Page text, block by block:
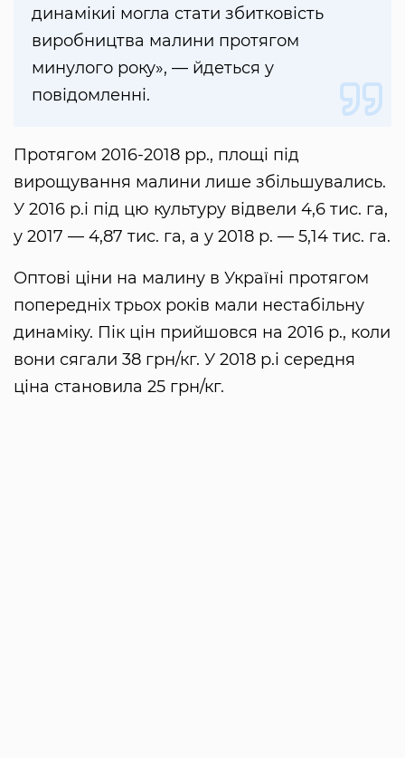
динамікиі могла стати збитковість
виробництва малини протягом
минулого року», — йдеться у
повідомленні.
Протягом 2016-2018 рр., площі під
вирощування малини лише збільшувались.
У 2016 р.і під цю культуру відвели 4,6 тис. га,
у 2017 — 4,87 тис. га, а у 2018 р. — 5,14 тис. га.
Оптові ціни на малину в Україні протягом
попередніх трьох років мали нестабільну
динаміку. Пік цін прийшовся на 2016 р., коли
вони сягали 38 грн/кг. У 2018 р.і середня
ціна становила 25 грн/кг.